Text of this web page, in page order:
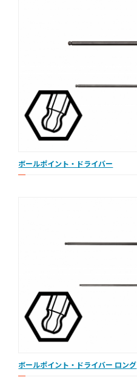
ボールポイント・ドライバー
ボールポイント・ドライバー ロング